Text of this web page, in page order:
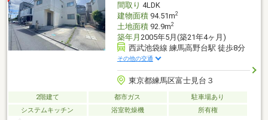
間取り 4LDK
建物面積94.51m2
土地面積92.9m2
築年月 2005年5月(築21年4ヶ月)
西武池袋線 練馬高野台駅 徒歩8分
その他の交通
東京都練馬区富士見台３
2階建て 都市ガス
駐車場あり
システムキッチン
浴室乾燥機 所有権